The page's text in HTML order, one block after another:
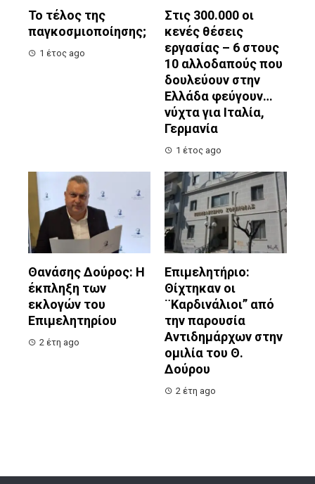
Το τέλος της
παγκοσμιοποίησης;
1 έτος ago
Στις 300.000 οι
κενές θέσεις
εργασίας – 6 στους
10 αλλοδαπούς που
δουλεύουν στην
Ελλάδα φεύγουν…
νύχτα για Ιταλία,
Γερμανία
1 έτος ago
Θανάσης Δούρος: Η
έκπληξη των
εκλογών του
Επιμελητηρίου
2 έτη ago
Επιμελητήριο:
Θίχτηκαν οι
¨Καρδινάλιοι” από
την παρουσία
Αντιδημάρχων στην
ομιλία του Θ.
Δούρου
2 έτη ago